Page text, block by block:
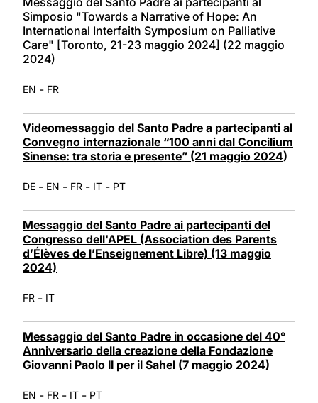
Simposio "Towards a Narrative of Hope: An
International Interfaith Symposium on Palliative
Care" [Toronto, 21-23 maggio 2024] (22 maggio
2024)
EN - FR
Videomessaggio del Santo Padre a partecipanti al
Convegno internazionale “100 anni dal Concilium
Sinense: tra storia e presente” (21 maggio 2024)
DE - EN - FR - IT - PT
Messaggio del Santo Padre ai partecipanti del
Congresso dell'APEL (Association des Parents
d’Élèves de l’Enseignement Libre) (13 maggio
2024)
FR - IT
Messaggio del Santo Padre in occasione del 40°
Anniversario della creazione della Fondazione
Giovanni Paolo II per il Sahel (7 maggio 2024)
EN - FR - IT - PT